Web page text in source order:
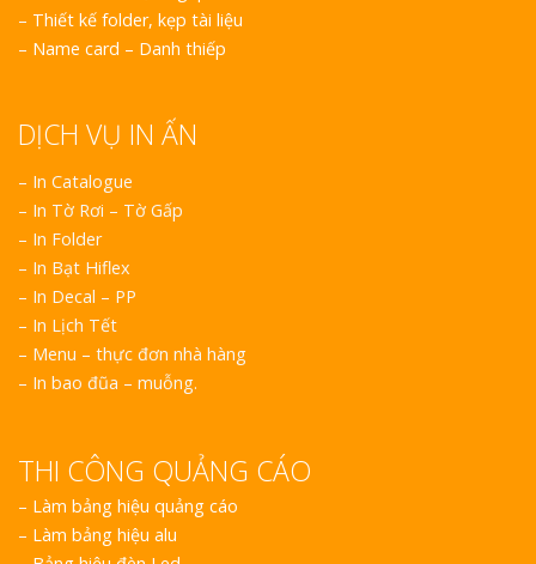
– Thiết kế folder, kẹp tài liệu
– Name card – Danh thiếp
DỊCH VỤ IN ẤN
– In Catalogue
– In Tờ Rơi – Tờ Gấp
– In Folder
– In Bạt Hiflex
– In Decal – PP
– In Lịch Tết
– Menu – thực đơn nhà hàng
– In bao đũa – muỗng.
THI CÔNG QUẢNG CÁO
– Làm bảng hiệu quảng cáo
– Làm bảng hiệu alu